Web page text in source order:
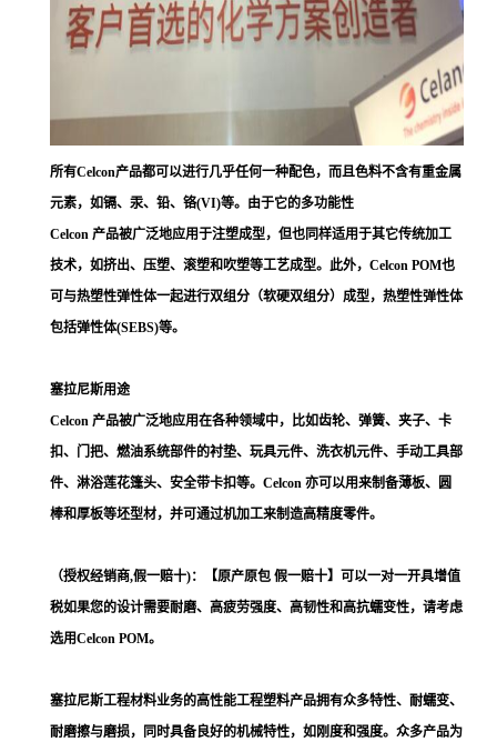
所有Celcon产品都可以进行几乎任何一种配色，而且色料不含有重金属
元素，如镉、汞、铅、铬(VI)等。由于它的多功能性
Celcon 产品被广泛地应用于注塑成型，但也同样适用于其它传统加工
技术，如挤出、压塑、滚塑和吹塑等工艺成型。此外，Celcon POM也
可与热塑性弹性体一起进行双组分（软硬双组分）成型，热塑性弹性体
包括弹性体(SEBS)等。
塞拉尼斯用途
Celcon 产品被广泛地应用在各种领域中，比如齿轮、弹簧、夹子、卡
扣、门把、燃油系统部件的衬垫、玩具元件、洗衣机元件、手动工具部
件、淋浴莲花篷头、安全带卡扣等。Celcon 亦可以用来制备薄板、圆
棒和厚板等坯型材，并可通过机加工来制造高精度零件。
（授权经销商,假一赔十)：【原产原包 假一赔十】可以一对一开具增值
税如果您的设计需要耐磨、高疲劳强度、高韧性和高抗蠕变性，请考虑
选用Celcon POM。
塞拉尼斯工程材料业务的高性能工程塑料产品拥有众多特性、耐蠕变、
耐磨擦与磨损，同时具备良好的机械特性，如刚度和强度。众多产品为